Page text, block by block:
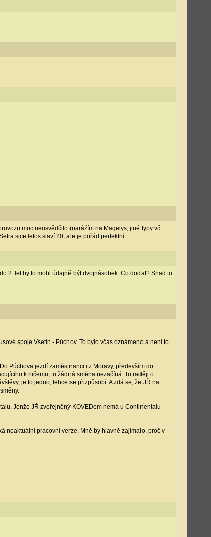
moc neosvědčilo (narážím na Magelys, jiné typy vč.
sice letos slaví 20, ale je pořád perfektní.
2. let by to mohl údajně být dvojnásobek. Co dodat? Snad to
spoje Vsetín - Púchov. To bylo včas oznámeno a není to
Púchova jezdí zaměstnanci i z Moravy, především do
k ničemu, to žádná směna nezačíná. To raději o
je to jedno, lehce se přizpůsobí. A zdá se, že JŘ na
Jenže JŘ zveřejněný KOVEDem nemá u Continentalu
neaktuální pracovní verze. Mně by hlavně zajímalo, proč v